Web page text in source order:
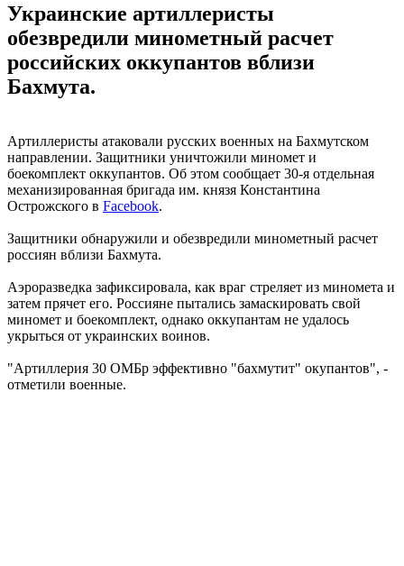
Украинские артиллеристы
обезвредили минометный расчет
российских оккупантов вблизи
Бахмута.
Артиллеристы атаковали русских военных на Бахмутском
направлении. Защитники уничтожили миномет и
боекомплект оккупантов. Об этом сообщает 30-я отдельная
механизированная бригада им. князя Константина
Острожского в Facebook.
Защитники обнаружили и обезвредили минометный расчет
россиян вблизи Бахмута.
Аэроразведка зафиксировала, как враг стреляет из миномета и
затем прячет его. Россияне пытались замаскировать свой
миномет и боекомплект, однако оккупантам не удалось
укрыться от украинских воинов.
"Артиллерия 30 ОМБр эффективно "бахмутит" окупантов", -
отметили военные.